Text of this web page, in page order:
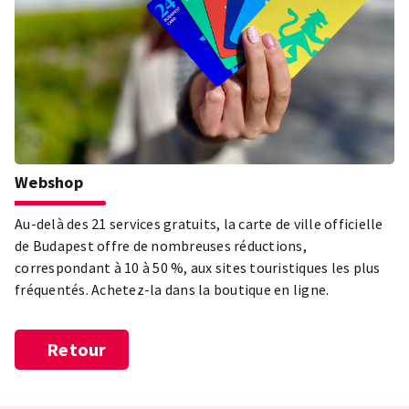
Webshop
Au-delà des 21 services gratuits, la carte de ville officielle
de Budapest offre de nombreuses réductions,
correspondant à 10 à 50 %, aux sites touristiques les plus
fréquentés. Achetez-la dans la boutique en ligne.
Retour